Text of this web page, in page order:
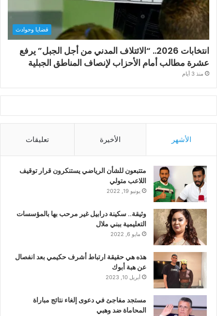
قضايا وحوادث
انتخابات 2026.. “الائتلاف المدني من أجل الجبل” يرفع
عشرة مطالب أمام الأحزاب لإنصاف المناطق الجبلية
منذ 3 أيام
الأشهر الأخيرة تعليقات
متتبعون للشأن الرياضي يستنكرون قرار توقيف
اللاعب متولي
يونيو 19, 2022
وثيقة.. سكينة درابيل غير مرحب بها بالمؤسسات
التعليمية ببني ملال
مايو 6, 2022
هذه هي حقيقة ارتباط أشرف حكيمي بعد انفصال
عن هبة أبوك
أبريل 10, 2023
مستجد مفاجئ في دعوى إلغاء نتائج مباراة
المحاماة ضد وهبي